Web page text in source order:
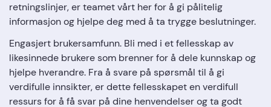
retningslinjer, er teamet vårt her for å gi pålitelig
informasjon og hjelpe deg med å ta trygge beslutninger.
Engasjert brukersamfunn. Bli med i et fellesskap av
likesinnede brukere som brenner for å dele kunnskap og
hjelpe hverandre. Fra å svare på spørsmål til å gi
verdifulle innsikter, er dette fellesskapet en verdifull
ressurs for å få svar på dine henvendelser og ta godt